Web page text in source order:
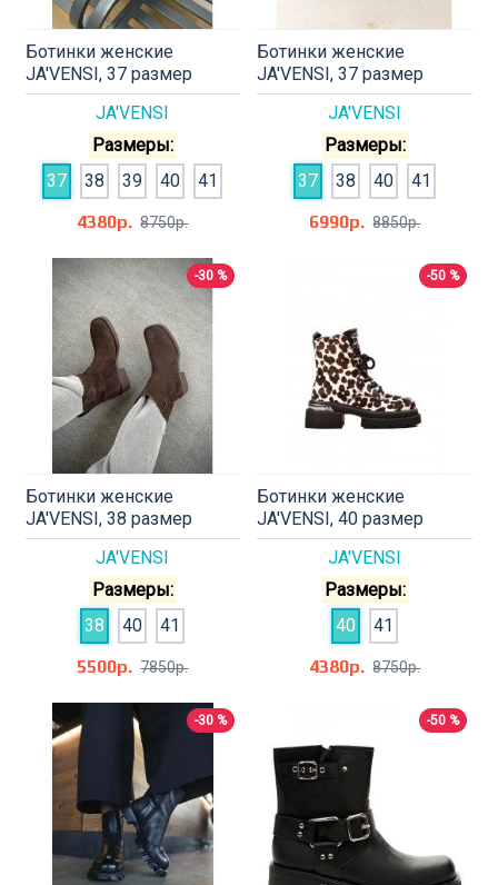
JA'VENSI
Ботинки женские
JA'VENSI, 37 размер
Размеры:
37
38 39 40
41
4380р. 8750р.
JA'VENSI
Ботинки женские
JA'VENSI, 37 размер
Размеры:
37
38 40
41
6990р. 8850р.
-30 %
JA'VENSI
Ботинки женские
JA'VENSI, 38 размер
Размеры:
38
40
41
5500р. 7850р.
-50 %
JA'VENSI
Ботинки женские
JA'VENSI, 40 размер
Размеры:
40
41
4380р. 8750р.
-30 % -50 %